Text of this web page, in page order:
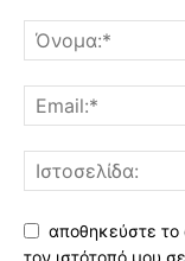
αποθηκεύστε το